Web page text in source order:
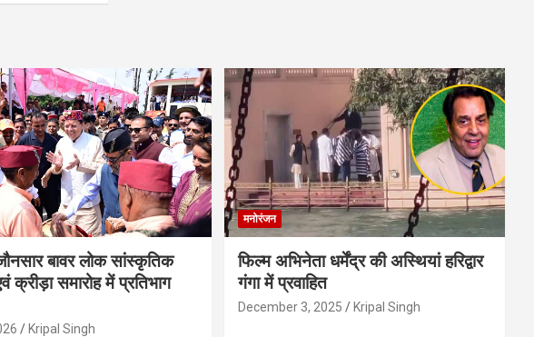
बावर लोक सांस्कृतिक
क्रीड़ा समारोह में प्रतिभाग
Kripal Singh
मनोरंजन
फिल्म अभिनेता धर्मेंद्र की अस्थियां हरिद्वार
गंगा में प्रवाहित
December 3, 2025 Kripal Singh